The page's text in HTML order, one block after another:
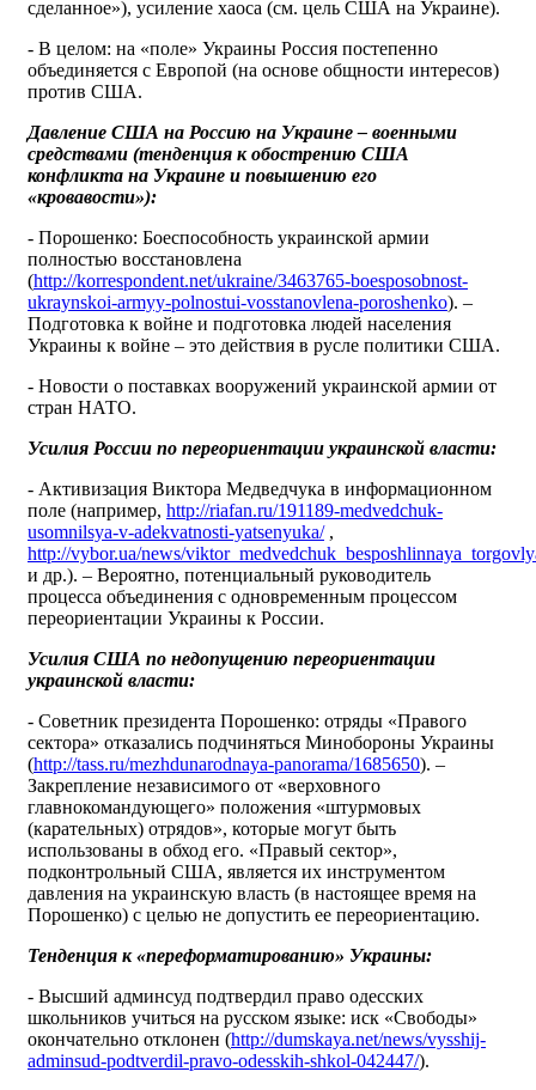
сделанное»), усиление хаоса (см. цель США на Украине).
- В целом: на «поле» Украины Россия постепенно
объединяется с Европой (на основе общности интересов)
против США.
Давление США на Россию на Украине – военными
средствами (тенденция к обострению США
конфликта на Украине и повышению его
«кровавости»):
- Порошенко: Боеспособность украинской армии
полностью восстановлена
(http://korrespondent.net/ukraine/3463765-boesposobnost-
ukraynskoi-armyy-polnostui-vosstanovlena-poroshenko). –
Подготовка к войне и подготовка людей населения
Украины к войне – это действия в русле политики США.
- Новости о поставках вооружений украинской армии от
стран НАТО.
Усилия России по переориентации украинской власти:
- Активизация Виктора Медведчука в информационном
поле (например, http://riafan.ru/191189-medvedchuk-
usomnilsya-v-adekvatnosti-yatsenyuka/,
http://vybor.ua/news/
и др.). – Вероятно, потенциальный руководитель
процесса объединения с одновременным процессом
переориентации Украины к России.
Усилия США по недопущению переориентации
украинской власти:
- Советник президента Порошенко: отряды «Правого
сектора» отказались подчиняться Минобороны Украины
(http://tass.ru/mezhdunarodnaya-panorama/1685650). –
Закрепление независимого от «верховного
главнокомандующего» положения «штурмовых
(карательных) отрядов», которые могут быть
использованы в обход его. «Правый сектор»,
подконтрольный США, является их инструментом
давления на украинскую власть (в настоящее время на
Порошенко) с целью не допустить ее переориентацию.
Тенденция к «переформатированию» Украины:
- Высший админсуд подтвердил право одесских
школьников учиться на русском языке: иск «Свободы»
окончательно отклонен (http://dumskaya.net/news/vysshij-
adminsud-podtverdil-pravo-odesskih-shkol-042447/).